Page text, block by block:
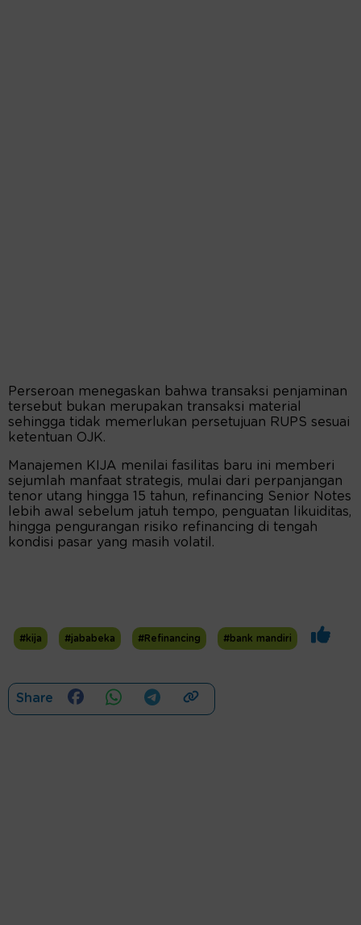
Perseroan menegaskan bahwa transaksi penjaminan
tersebut bukan merupakan transaksi material
sehingga tidak memerlukan persetujuan RUPS sesuai
ketentuan OJK.
Manajemen KIJA menilai fasilitas baru ini memberi
sejumlah manfaat strategis, mulai dari perpanjangan
tenor utang hingga 15 tahun, refinancing Senior Notes
lebih awal sebelum jatuh tempo, penguatan likuiditas,
hingga pengurangan risiko refinancing di tengah
kondisi pasar yang masih volatil.
#kija #jababeka #Refinancing #bank mandiri
Share